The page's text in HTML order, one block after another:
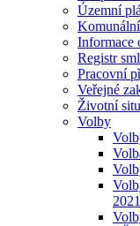
Územní
Informace
Registr
Pracovní
Veřejné
Životní
Volby
2021